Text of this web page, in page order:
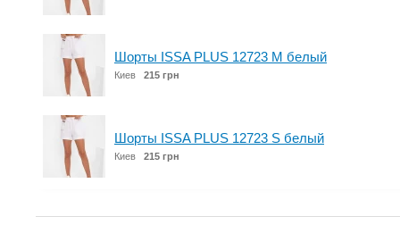
Шорты ISSA PLUS 12723 M белый
Киев 215 грн
Шорты ISSA PLUS 12723 S белый
Киев 215 грн